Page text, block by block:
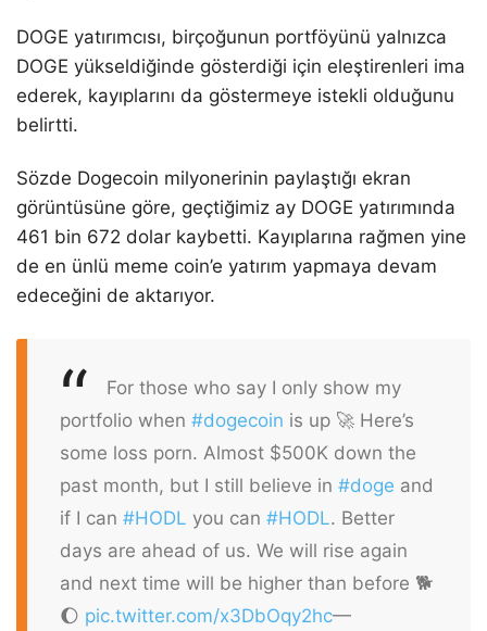
DOGE yatırımcısı, birçoğunun portföyünü yalnızca
DOGE yükseldiğinde gösterdiği için eleştirenleri ima
ederek, kayıplarını da göstermeye istekli olduğunu
belirtti.
Sözde Dogecoin milyonerinin paylaştığı ekran
görüntüsüne göre, geçtiğimiz ay DOGE yatırımında
461 bin 672 dolar kaybetti. Kayıplarına rağmen yine
de en ünlü meme coin’e yatırım yapmaya devam
edeceğini de aktarıyor.
For those who say I only show my
portfolio when #dogecoin is up 🚀 Here’s
some loss porn. Almost $500K down the
past month, but I still believe in #doge and
if I can #HODL you can #HODL. Better
days are ahead of us. We will rise again
and next time will be higher than before 🐕
🌔 pic.twitter.com/x3DbOqy2hc—